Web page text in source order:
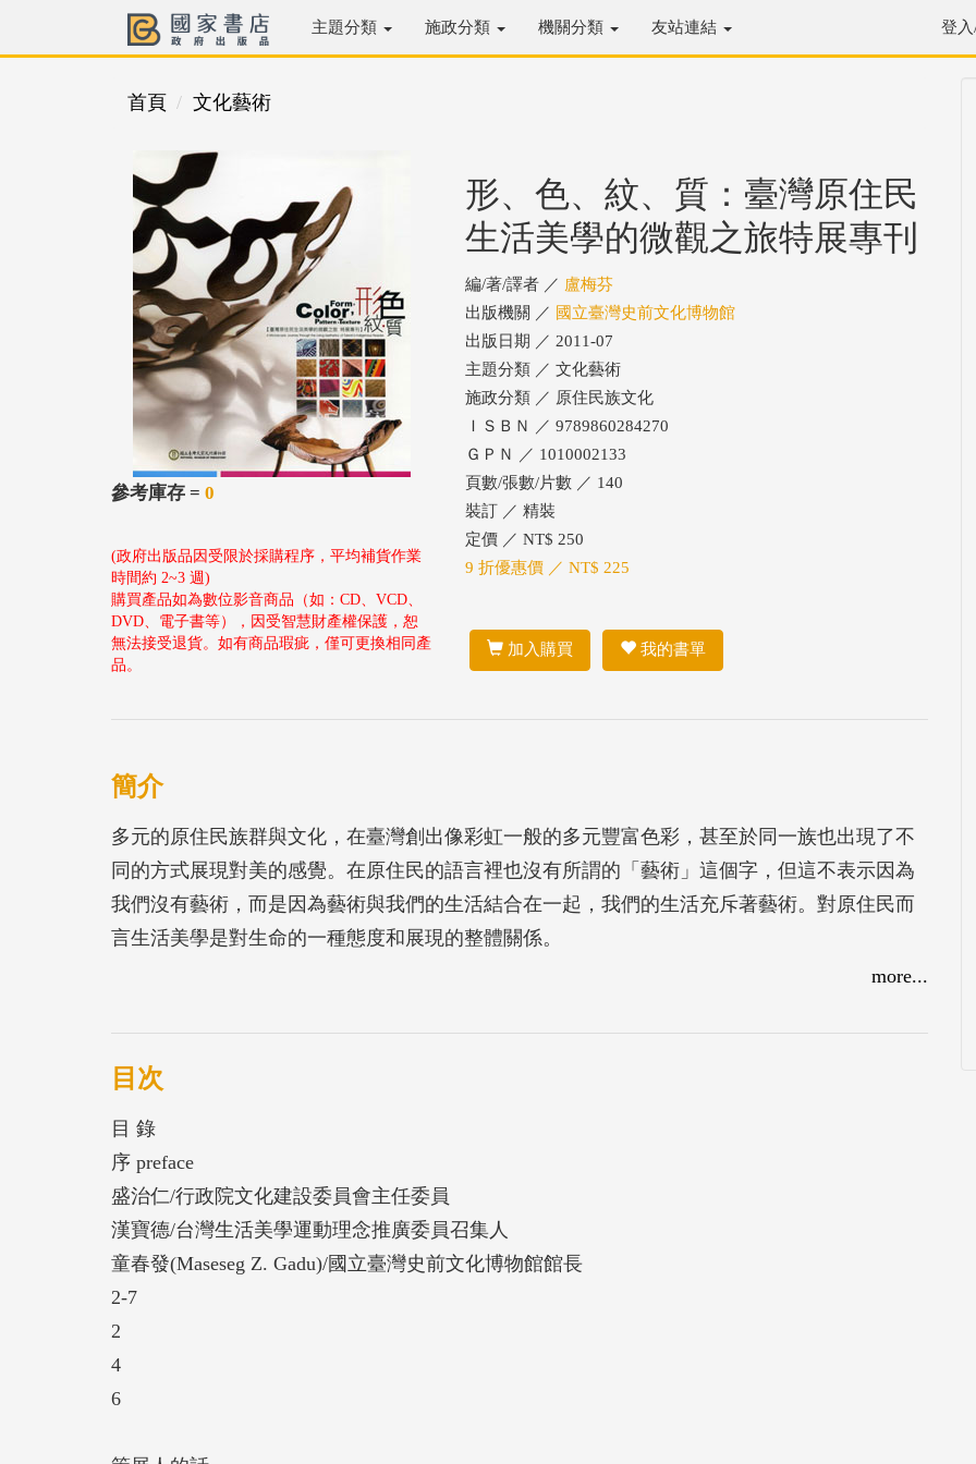
主題分類 施政分類 機關分類 友站連結 登
首頁 文化藝術
參考庫存 = 0
(政府出版品因受限於採購程序，平均補貨作業
時間約 2~3 週)
購買產品如為數位影音商品（如：CD、VCD、
DVD、電子書等），因受智慧財產權保護，恕
無法接受退貨。如有商品瑕疵，僅可更換相同產
品。
形、色、紋、質：臺灣原住民
生活美學的微觀之旅特展專刊
編/著/譯者 ／ 盧梅芬
出版機關 ／ 國立臺灣史前文化博物館
出版日期 ／ 2011-07
主題分類 ／ 文化藝術
施政分類 ／ 原住民族文化
ＩＳＢＮ ／ 9789860284270
ＧＰＮ ／ 1010002133
頁數/張數/片數 ／ 140
裝訂 ／ 精裝
定價 ／ NT$ 250
9 折優惠價 ／ NT$ 225
加入購買 我的書單
簡介
多元的原住民族群與文化，在臺灣創出像彩虹一般的多元豐富色彩，甚至於同一族也出現了不
同的方式展現對美的感覺。在原住民的語言裡也沒有所謂的「藝術」這個字，但這不表示因為
我們沒有藝術，而是因為藝術與我們的生活結合在一起，我們的生活充斥著藝術。對原住民而
言生活美學是對生命的一種態度和展現的整體關係。
用「形、色、紋、質」來展示臺灣原住民生活美學，一方面是藉以詮釋因族群與文化多樣性特
要強化原住民族群的社會裡，每一個人都被鼓勵來創作。因為每一個成長的生命本身是創作思
想和動力的源泉。創作的過程，家、聚落、大自然都是關鍵性的空間，但是對人生命的態度才
一位創作家都備受尊敬，因為他們都有相當的想像力。
過去，部落的各種慶典活動是個人創作成果展的舞臺，也是自我增能的方式和創作的想像空
間。對創作家來說，這是重要的觀摩、學習、自我增能與分享的時刻，尤其是在各種慶典活動
中各家男孩子所佩帶的飾物都是非常精美的工藝作品，充分表現父母親的智慧與意境及創作的
動因與作品的展示。藉由活動學習別人的長處，認識各種不同的材質，構圖及編織或串珠的技
巧。
臺灣原住民族長年受外來政權及其文化政策影響而面對文化斷層，然而只要有一點空間和鼓
勵，除了重新挖掘與學習更多的美學語彙之外，原住民族會透過所創作的作品編織一篇美感文
章與故事再現於我們的社會。正如當今許多原住民努力重新、發揮原住民的美感特色，豐富臺
more...
目次
目 錄
序 preface
盛治仁/行政院文化建設委員會主任委員
漢寶德/台灣生活美學運動理念推廣委員召集人
童春發(Maseseg Z. Gadu)/國立臺灣史前文化博物館館長
2-7
2
4
6